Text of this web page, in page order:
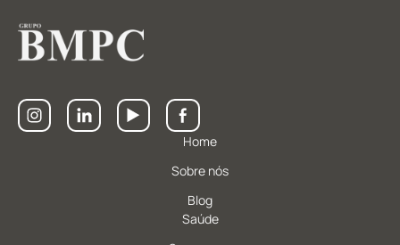
Home
Sobre nós
Blog
Saúde